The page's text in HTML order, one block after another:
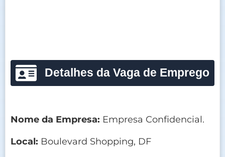
Detalhes da Vaga de Emprego
Nome da Empresa: Empresa Confidencial.
Local: Boulevard Shopping, DF